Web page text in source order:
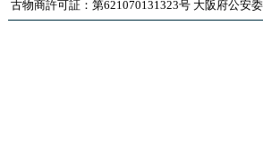
古物商許可証：第621070131323号 大阪府公安